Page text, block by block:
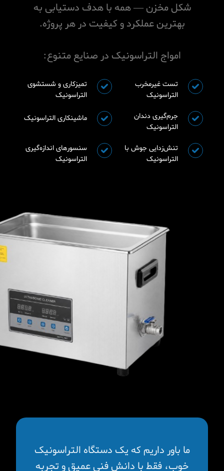
شکل مخزن — همه با هدف دستیابی به
بهترین عملکرد و کیفیت در هر پروژه.
امواج التراسونیک در صنایع متنوع:
تمیزکاری و شستشوی
التراسونیک
تست غیرمخرب
التراسونیک
ماشینکاری التراسونیک
جرم‌گیری دندان
التراسونیک
سنسورهای اندازه‌گیری
التراسونیک
تنش‌زدایی جوش با
التراسونیک
ما باور داریم که یک دستگاه التراسونیک
خوب، فقط با دانش فنی عمیق و تجربه